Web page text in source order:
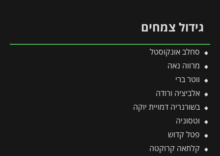
גידול צמחים
סחלב אונקוסטל
מרווה נאה
ווטר ברי
אלביציה ורודה
בשורנריה דמויית יוקה
וטסוניה
פטל קדוש
קלתאה קרוקטה